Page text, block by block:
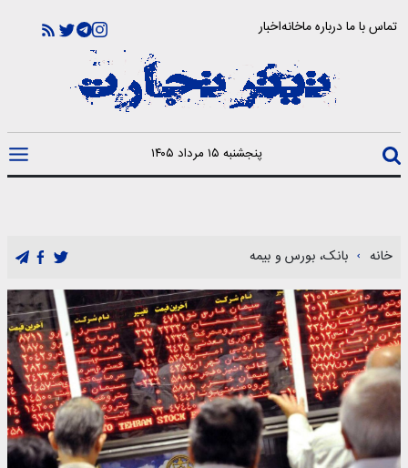
تماس با مادرباره ماخانهاخبار
پنجشنبه ۱۵ مرداد ۱۴۰۵
خانه بانک، بورس و بیمه